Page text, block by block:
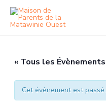
Aller
contenu
« Tous les Évènements
Cet évènement est passé.